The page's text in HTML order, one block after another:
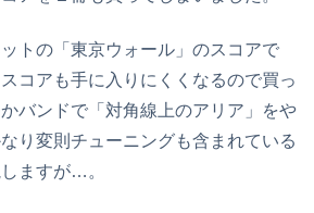
トの「東京ウォール」のスコアで
コアも手に入りにくくなるので買っ
バンドで「対角線上のアリア」をや
り変則チューニングも含まれている
ますが…。